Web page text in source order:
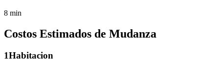
8 min
Costos Estimados de Mudanza
1Habitacion